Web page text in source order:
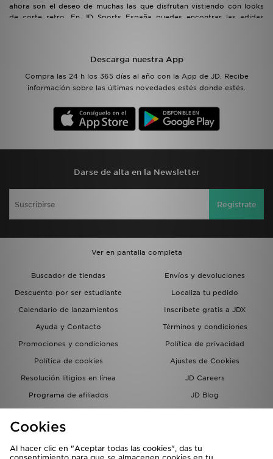
ahora son el deseo de muchas las que disfrutan vistiendo con looks
de corte retro. En JD Sports España puedes encontrar las adidas
Descarga nuestra App
Compra las 24 h los 365 días al año con la App de JD. Recibe
información sobre las últimas novedades estés donde estés.
Darse de alta en la Newsletter
Regístrate
Ver en pantalla completa
Buscador de tiendas
Envíos y devoluciones
Descuento por ser estudiante
Localiza tu pedido
Calendario de lanzamientos
Inscríbete gratis a JDX
Ayuda y Contacto
Términos y condiciones
Promociones y condiciones
Política de privacidad
Política de cookies
Ajustes de Cookies
Resolución litigios en línea
JD Careers
Programa de afiliados
JD Blog
del grupo JD - Whistleblowing
Cookies
Al hacer clic en "Aceptar todas las cookies", das tu